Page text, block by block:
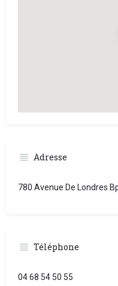
Adresse
780 Avenue De Londres
Téléphone
04 68 54 50 55